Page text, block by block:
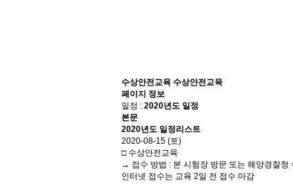
수상안전교육 수상안전교육
페이지 정보
일정 : 2020년도 일정
본문
2020년도 일정리스트
2020-08-15 (토)
□ 수상안전교육
→ 접수 방법 : 본 시험장 방문 또는 해양경찰청
인터넷 접수는 교육 2일 전 접수 마감